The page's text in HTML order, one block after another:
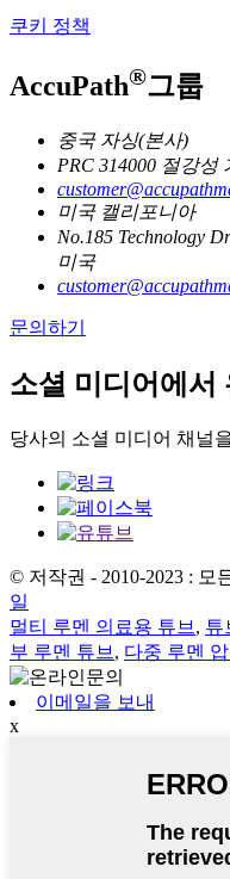
쿠키 정책
AccuPath®그룹
중국 자싱(본사)
PRC 314000 절강성
미국 캘리포니아
No.185 Technology
미국
문의하기
소셜 미디어에서
당사의 소셜 미디어 채널
© 저작권 - 2010-2023 : 모
일
멀티 루멘 의료용 튜브 , 튜
부 루멘 튜브 , 다중 루멘
이메일을 보내
x